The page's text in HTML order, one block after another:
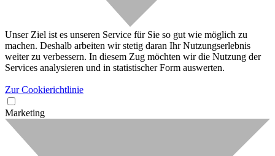
Unser Ziel ist es unseren Service für Sie so gut wie möglich zu
machen. Deshalb arbeiten wir stetig daran Ihr Nutzungserlebnis
weiter zu verbessern. In diesem Zug möchten wir die Nutzung der
Services analysieren und in statistischer Form auswerten.
Zur Cookierichtlinie
Marketing